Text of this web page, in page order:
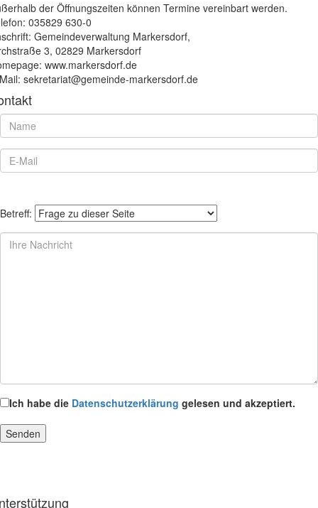
der Öffnungszeiten können Termine vereinbart werden.
035829 630-0
Gemeindeverwaltung Markersdorf,
3, 02829 Markersdorf
www.markersdorf.de
sekretariat@gemeinde-markersdorf.de
Betreff:
Ich habe die Datenschutzerklärung gelesen und akzeptiert.